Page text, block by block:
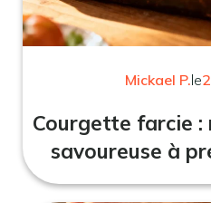
Mickael P.le
Courgette farcie
savoureuse à